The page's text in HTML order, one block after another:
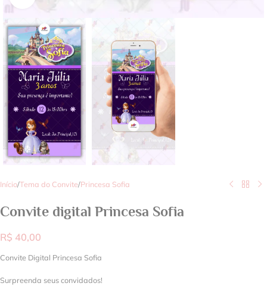
Início/Tema do Convite/Princesa Sofia
Convite digital Princesa Sofia
R$ 40,00
Convite Digital Princesa Sofia
Surpreenda seus convidados!